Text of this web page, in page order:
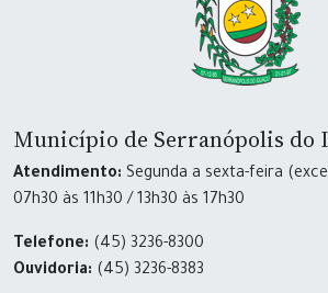
Município de Serranópolis do
Atendimento: Segunda a sexta-feira
07h30 às 11h30 / 13h30 às 17h30
Telefone: (45) 3236-8300
Ouvidoria: (45) 3236-8383